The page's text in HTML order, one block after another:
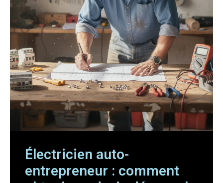
Électricien auto-
entrepreneur : comment